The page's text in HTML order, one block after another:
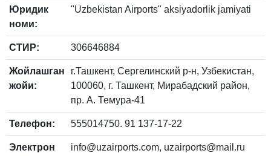
Юридик
номи:
"Uzbekistan Airports" aksiyadorlik jamiyati
СТИР: 306646884
Жойлашган
жойи:
г.Ташкент, Сергелинский р-н, Узбекистан,
100060, г. Ташкент, Мирабадский район,
пр. А. Темура-41
Телефон: 555014750. 91 137-17-22
Электрон
info@uzairports.com, uzairports@mail.ru